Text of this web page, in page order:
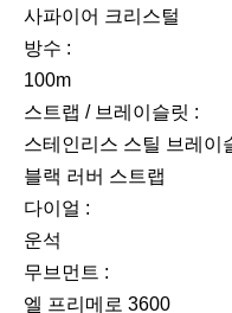
사파이어 크리스털
방수 :
100m
스트랩 / 브레이슬릿 :
스테인리스 스틸 브레이
블랙 러버 스트랩
다이얼 :
운석
무브먼트 :
엘 프리메로 3600